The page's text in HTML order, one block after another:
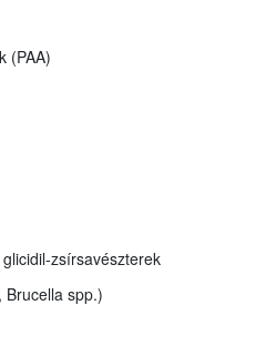
(PAA)
zsírsavészterek
Brucella spp.)